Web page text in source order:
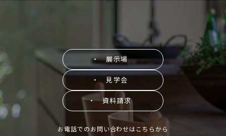
・ 展示場
・ 見学会
・ 資料請求
お電話でのお問い合わせはこちらから